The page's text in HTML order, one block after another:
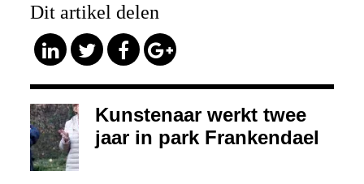
Dit artikel delen
Kunstenaar werkt twee
jaar in park Frankendael